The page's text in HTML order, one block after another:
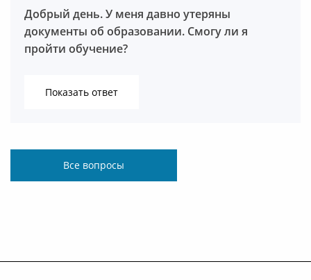
Добрый день. У меня давно утеряны
документы об образовании. Смогу ли я
пройти обучение?
Показать ответ
Все вопросы